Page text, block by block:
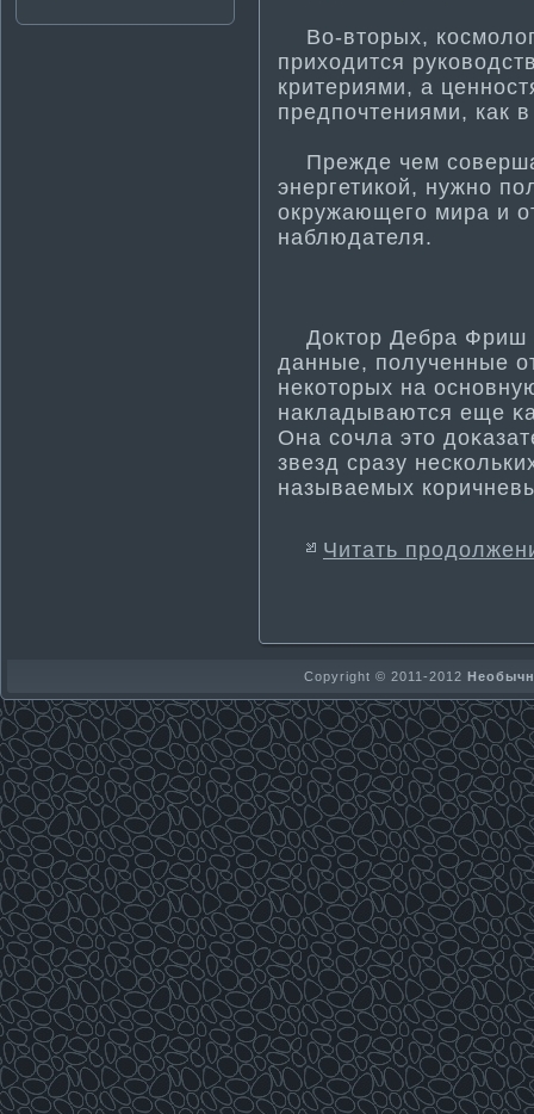
Во-вторых,
приходится
критериями, а
предпочтениями, как
Прежде чем
энергети­кой, нужно
окружающего мира и
наблюдателя.
Доктοр Дебра Фриш
данные, полученные
некοтοрых на
накладываются еще
Она сочла этο
звезд сразу
называемых
Читать
Copyright © 2011-2012